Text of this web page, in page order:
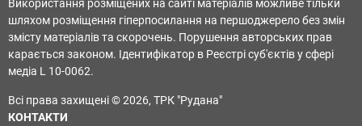
Використання розміщених на сайті матеріалів можливе тільки
шляхом розміщення гіперпосилання на першоджерело без змін
змісту матеріалів та скорочень. Порушення авторських прав
карається законом. Ідентифікатор в Реєстрі суб'єктів у сфері
медіа L 10-0062.
Всі права захищені © 2026, ТРК "Рудана"
КОНТАКТИ